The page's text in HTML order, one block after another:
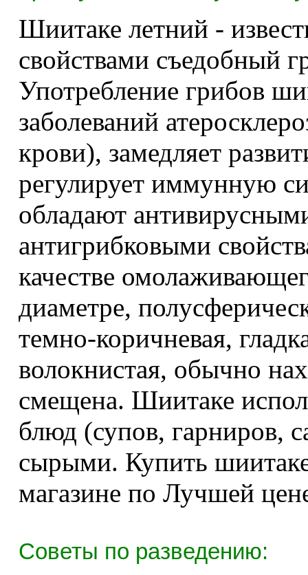
Шиитаке летний -
свойствами съедобный
Употребление грибов
заболеваний
крови), замедляет
регулирует иммунную
обладают
антигрибковыми
качестве
диаметре,
темно-коричневая,
волокнистая, обычно
смещена. Шиитаке
блюд (супов, гарниров,
сырыми. Купить
магазине по Лучшей
Советы по разведению: